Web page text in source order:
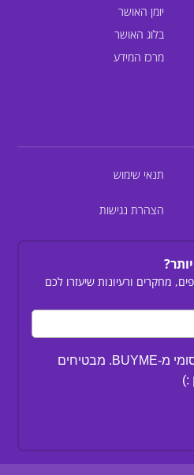
יומן האושר
בלוג האושר
מרכז המידע
תנאי שימוש
הצהרת נגישות
מחקרים ורעיונות שיעזרו לכם
אישור קבלת דיוור פרסומי מ-BUYME. מבטיחים
:)